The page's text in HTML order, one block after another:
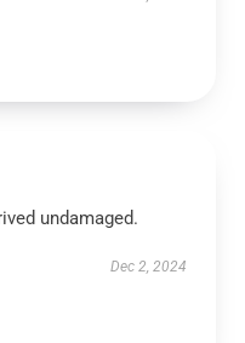
undamaged.
Dec 2, 2024